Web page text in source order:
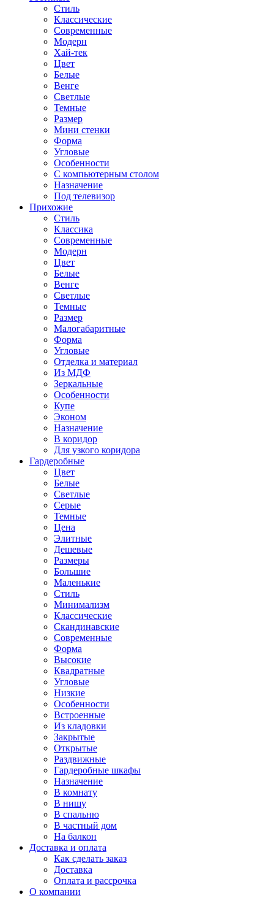
Стиль
Классические
Современные
Модерн
Хай-тек
Цвет
Белые
Венге
Светлые
Темные
Размер
Мини стенки
Форма
Угловые
Особенности
С компьютерным столом
Назначение
Под телевизор
Прихожие
Стиль
Классика
Современные
Модерн
Цвет
Белые
Венге
Светлые
Темные
Размер
Малогабаритные
Форма
Угловые
Отделка и материал
Из МДФ
Зеркальные
Особенности
Купе
Эконом
Назначение
В коридор
Для узкого коридора
Гардеробные
Цвет
Белые
Светлые
Серые
Темные
Цена
Элитные
Дешевые
Размеры
Большие
Маленькие
Стиль
Минимализм
Классические
Скандинавские
Современные
Форма
Высокие
Квадратные
Угловые
Низкие
Особенности
Встроенные
Из кладовки
Закрытые
Открытые
Раздвижные
Гардеробные шкафы
Назначение
В комнату
В нишу
В спальню
В частный дом
На балкон
Доставка и оплата
Как сделать заказ
Доставка
Оплата и рассрочка
О компании